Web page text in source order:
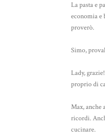
La pasta e
economia e
proverò.
Simo,
Lady,
proprio di
Max, anche
ricordi.
cucinare.